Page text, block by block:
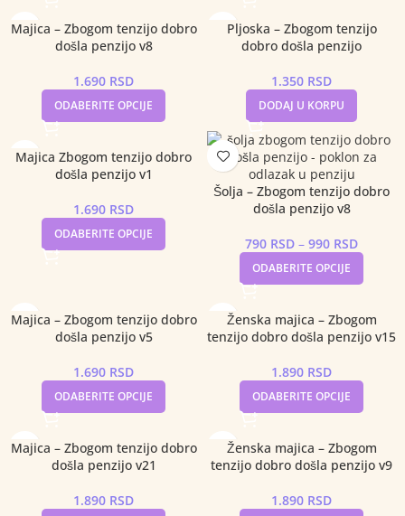
Majica – Zbogom tenzijo dobro
došla penzijo v8
1.690 RSD
ODABERITE OPCIJE
Pljoska – Zbogom tenzijo
dobro došla penzijo
1.350 RSD
DODAJ U KORPU
Majica Zbogom tenzijo dobro
došla penzijo v1
1.690 RSD
ODABERITE OPCIJE
Šolja – Zbogom tenzijo dobro
došla penzijo v8
790 RSD – 990 RSD
ODABERITE OPCIJE
Majica – Zbogom tenzijo dobro
došla penzijo v5
1.690 RSD
ODABERITE OPCIJE
Ženska majica – Zbogom
tenzijo dobro došla penzijo v15
1.890 RSD
ODABERITE OPCIJE
Majica – Zbogom tenzijo dobro
došla penzijo v21
1.890 RSD
Ženska majica – Zbogom
tenzijo dobro došla penzijo v9
1.890 RSD